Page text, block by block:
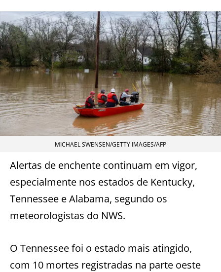
MICHAEL SWENSEN/GETTY IMAGES/AFP
Alertas de enchente continuam em vigor,
especialmente nos estados de Kentucky,
Tennessee e Alabama, segundo os
meteorologistas do NWS.
O Tennessee foi o estado mais atingido,
com 10 mortes registradas na parte oeste